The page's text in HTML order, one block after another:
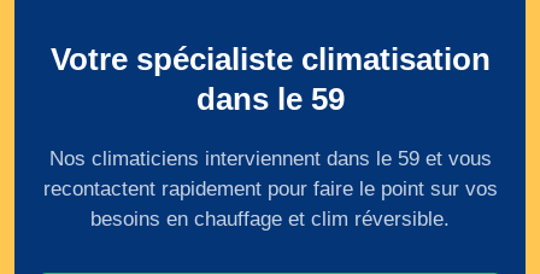
Votre spécialiste climatisation
dans le 59
Nos climaticiens interviennent dans le 59 et vous
recontactent rapidement pour faire le point sur vos
besoins en chauffage et clim réversible.